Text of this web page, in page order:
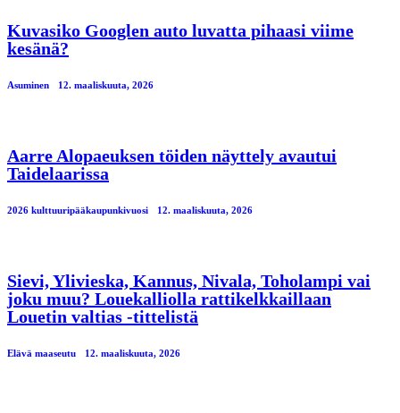
Kuvasiko Googlen auto luvatta pihaasi viime
kesänä?
Asuminen 12. maaliskuuta, 2026
Aarre Alopaeuksen töiden näyttely avautui
Taidelaarissa
2026 kulttuuripääkaupunkivuosi 12. maaliskuuta, 2026
Sievi, Ylivieska, Kannus, Nivala, Toholampi vai
joku muu? Louekalliolla rattikelkkaillaan
Louetin valtias -tittelistä
Elävä maaseutu 12. maaliskuuta, 2026